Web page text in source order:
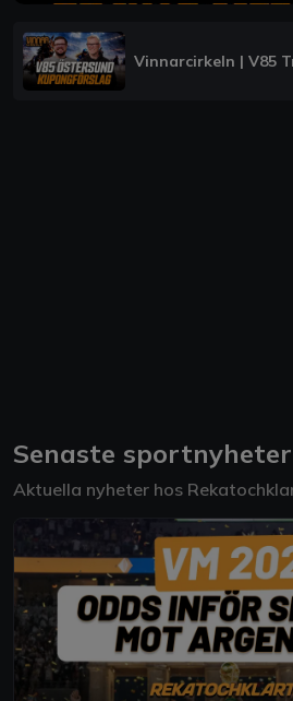
Vinnarcirkeln | V85
Senaste
Aktuella nyheter hos